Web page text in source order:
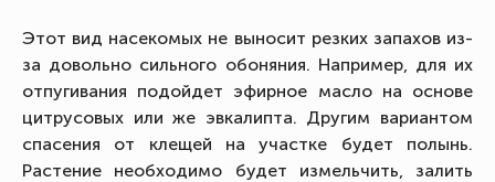
Этот вид насекомых не выносит резких запахов из-
за довольно сильного обоняния. Например, для их
отпугивания подойдет эфирное масло на основе
цитрусовых или же эвкалипта. Другим вариантом
спасения от клещей на участке будет полынь.
Растение необходимо будет измельчить, залить